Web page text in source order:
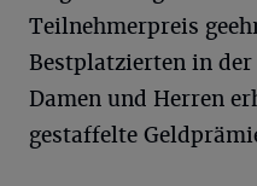
Teilnehmerpreis
Bestplatzierten in
Damen und Herren
gestaffelte